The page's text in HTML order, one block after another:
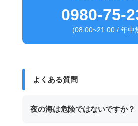
0980-75-
(08:00~21:00 / 年中
よくある質問
夜の海は危険ではないですか？